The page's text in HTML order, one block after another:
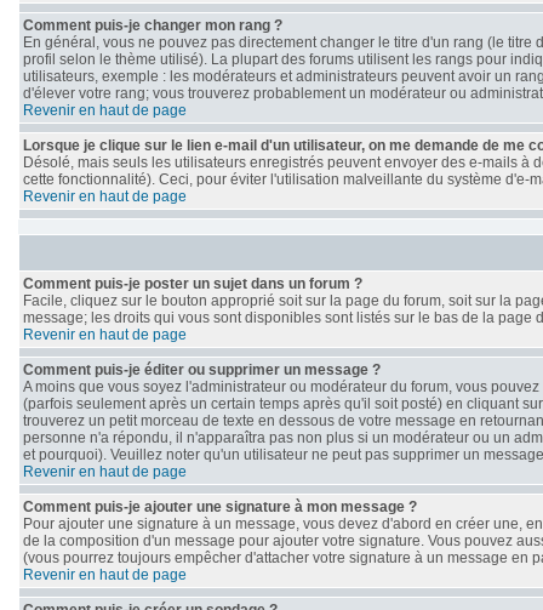
Comment puis-je changer mon rang ?
En général, vous ne pouvez pas directement changer le titre d'un rang (le
profil selon le thème utilisé). La plupart des forums utilisent les rangs pour
utilisateurs, exemple : les modérateurs et administrateurs peuvent avoir un
d'élever votre rang; vous trouverez probablement un modérateur ou
Revenir en haut de page
Lorsque je clique sur le lien e-mail d'un utilisateur, on me demande de me
Désolé, mais seuls les utilisateurs enregistrés peuvent envoyer des e-mails
cette fonctionnalité). Ceci, pour éviter l'utilisation malveillante du système d'e-
Revenir en haut de page
Comment puis-je poster un sujet dans un forum ?
Facile, cliquez sur le bouton approprié soit sur la page du forum, soit sur la
message; les droits qui vous sont disponibles sont listés sur le bas de la page
Revenir en haut de page
Comment puis-je éditer ou supprimer un message ?
A moins que vous soyez l'administrateur ou modérateur du forum, vous
(parfois seulement après un certain temps après qu'il soit posté) en cliquant
trouverez un petit morceau de texte en dessous de votre message en
personne n'a répondu, il n'apparaîtra pas non plus si un modérateur ou un
et pourquoi). Veuillez noter qu'un utilisateur ne peut pas supprimer un
Revenir en haut de page
Comment puis-je ajouter une signature à mon message ?
Pour ajouter une signature à un message, vous devez d'abord en créer une,
de la composition d'un message pour ajouter votre signature. Vous pouvez
(vous pourrez toujours empêcher d'attacher votre signature à un message en
Revenir en haut de page